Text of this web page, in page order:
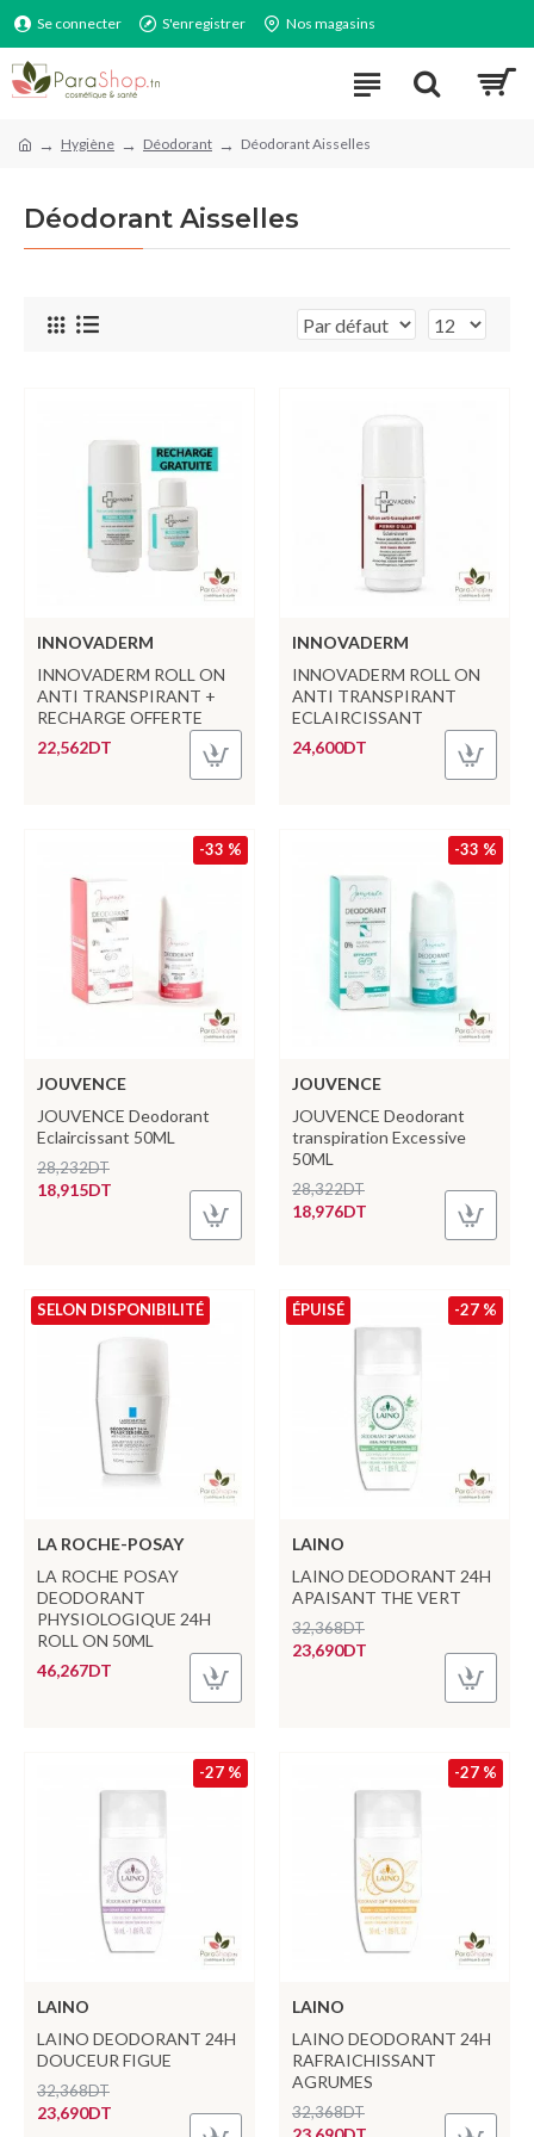
Se connecter S'enregistrer Nos magasins
Hygiène Déodorant Déodorant Aisselles
Déodorant Aisselles
INNOVADERM
INNOVADERM ROLL ON
ANTI TRANSPIRANT +
RECHARGE OFFERTE
22,562DT
INNOVADERM
INNOVADERM ROLL ON
ANTI TRANSPIRANT
ECLAIRCISSANT
24,600DT
-33 %
JOUVENCE
JOUVENCE Deodorant
Eclaircissant 50ML
18,915DT
28,232DT
-33 %
JOUVENCE
JOUVENCE Deodorant
transpiration Excessive
50ML
18,976DT
28,322DT
SELON DISPONIBILITÉ
LA ROCHE-POSAY
LA ROCHE POSAY
DEODORANT
PHYSIOLOGIQUE 24H
ROLL ON 50ML
46,267DT
-27 %
ÉPUISÉ
LAINO
LAINO DEODORANT 24H
APAISANT THE VERT
23,690DT
32,368DT
-27 %
LAINO
LAINO DEODORANT 24H
DOUCEUR FIGUE
23,690DT
32,368DT
-27 %
LAINO
LAINO DEODORANT 24H
RAFRAICHISSANT
AGRUMES
32,368DT